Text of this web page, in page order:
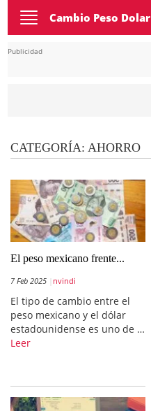
Toggle
navigation
Cambio Peso Dolar
Publicidad
CATEGORÍA: AHORRO
El peso mexicano frente...
7 Feb 2025 nvindi
El tipo de cambio entre el
peso mexicano y el dólar
estadounidense es uno de …
Leer